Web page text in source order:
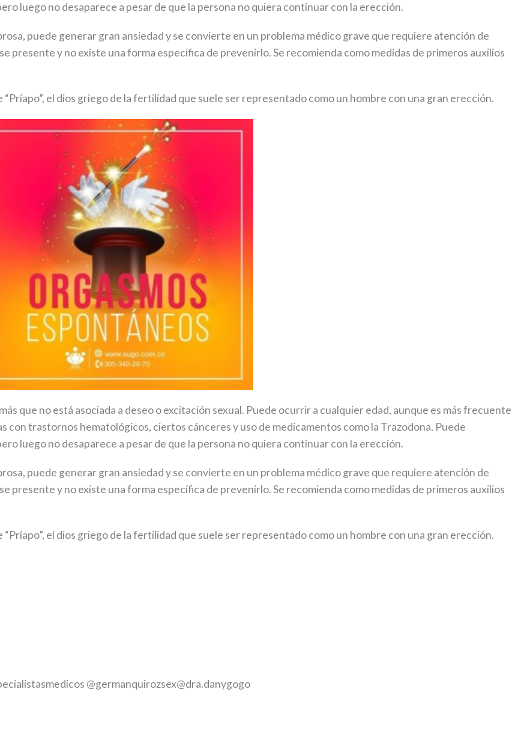
luego no desaparece a pesar de que la persona no quiera continuar con la erección.
puede generar gran ansiedad y se convierte en un problema médico grave que requiere atención de
presente y no existe una forma específica de prevenirlo. Se recomienda como medidas de primeros auxilios
el dios griego de la fertilidad que suele ser representado como un hombre con una gran erección.
que no está asociada a deseo o excitación sexual. Puede ocurrir a cualquier edad, aunque es más frecuente
con trastornos hematológicos, ciertos cánceres y uso de medicamentos como la Trazodona. Puede
luego no desaparece a pesar de que la persona no quiera continuar con la erección.
puede generar gran ansiedad y se convierte en un problema médico grave que requiere atención de
presente y no existe una forma específica de prevenirlo. Se recomienda como medidas de primeros auxilios
el dios griego de la fertilidad que suele ser representado como un hombre con una gran erección.
@germanquirozsex@dra.danygogo